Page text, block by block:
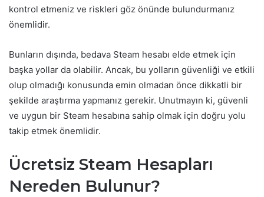
kontrol etmeniz ve riskleri göz önünde bulundurmanız
önemlidir.
Bunların dışında, bedava Steam hesabı elde etmek için
başka yollar da olabilir. Ancak, bu yolların güvenliği ve etkili
olup olmadığı konusunda emin olmadan önce dikkatli bir
şekilde araştırma yapmanız gerekir. Unutmayın ki, güvenli
ve uygun bir Steam hesabına sahip olmak için doğru yolu
takip etmek önemlidir.
Ücretsiz Steam Hesapları
Nereden Bulunur?